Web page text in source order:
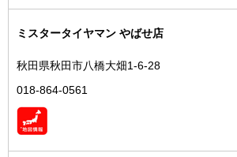
ミスタータイヤマン やばせ店
秋田県秋田市八橋大畑1-6-28
018-864-0561